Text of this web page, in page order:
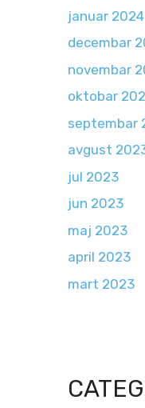
januar 2024
decembar
novembar
oktobar
septembar
avgust
jul 2023
jun 2023
maj 2023
april 2023
mart 2023